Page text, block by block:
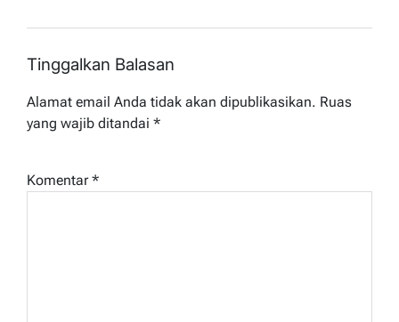
Tinggalkan Balasan
Alamat email Anda tidak akan dipublikasikan. Ruas
yang wajib ditandai *
Komentar*